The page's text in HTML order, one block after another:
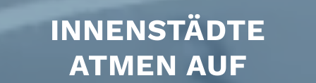
INNENSTÄDTE
ATMEN AUF